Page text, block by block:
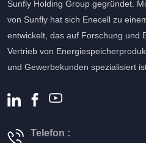
Sunfly Holding Group gegründet.
von Sunfly hat sich Enecell zu
entwickelt, das auf Forschung und
Vertrieb von
und Gewerbekunden spezialisiert
Telefon :